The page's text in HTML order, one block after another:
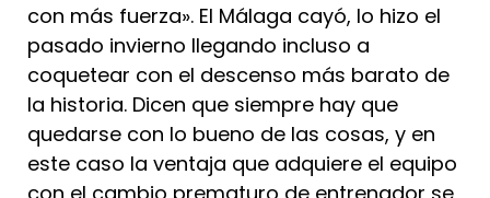
con más fuerza». El Málaga cayó, lo hizo el
pasado invierno llegando incluso a
coquetear con el descenso más barato de
la historia. Dicen que siempre hay que
quedarse con lo bueno de las cosas, y en
este caso la ventaja que adquiere el equipo